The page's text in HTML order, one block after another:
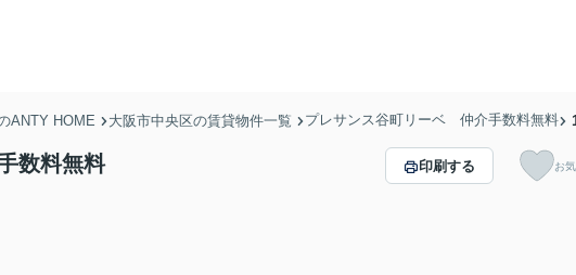
ANTY HOME 大阪市中央区の賃貸物件一覧 プレサンス谷町リーベ 仲介手数料無料
数料無料 印刷する お